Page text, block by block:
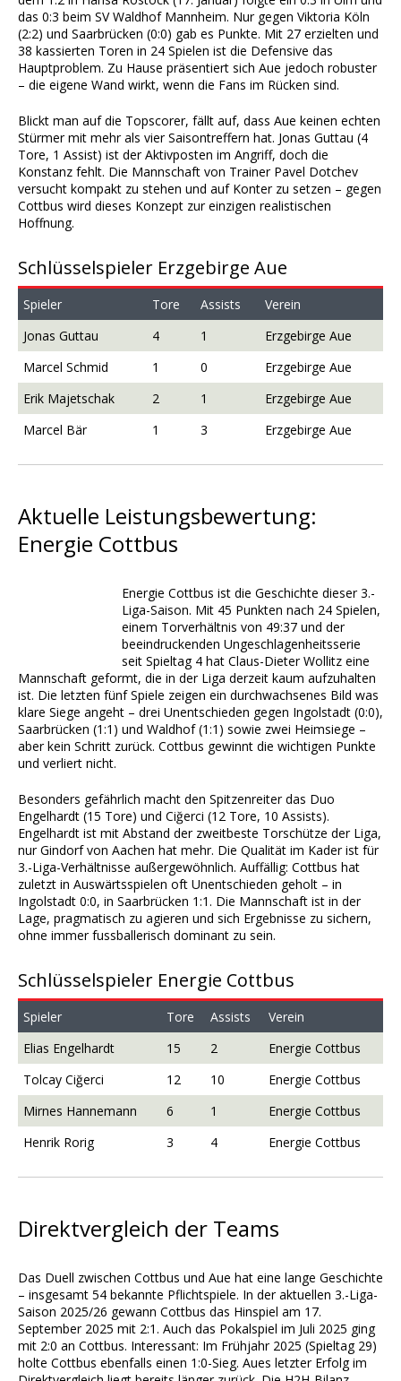
das 0:3 beim SV Waldhof Mannheim. Nur gegen Viktoria Köln
(2:2) und Saarbrücken (0:0) gab es Punkte. Mit 27 erzielten und
38 kassierten Toren in 24 Spielen ist die Defensive das
Hauptproblem. Zu Hause präsentiert sich Aue jedoch robuster
– die eigene Wand wirkt, wenn die Fans im Rücken sind.
Blickt man auf die Topscorer, fällt auf, dass Aue keinen echten
Stürmer mit mehr als vier Saisontreffern hat. Jonas Guttau (4
Tore, 1 Assist) ist der Aktivposten im Angriff, doch die
Konstanz fehlt. Die Mannschaft von Trainer Pavel Dotchev
versucht kompakt zu stehen und auf Konter zu setzen – gegen
Cottbus wird dieses Konzept zur einzigen realistischen
Hoffnung.
Schlüsselspieler Erzgebirge Aue
Spieler Tore Assists
Verein
Jonas Guttau
4 1
Erzgebirge Aue
Marcel Schmid
1 0
Erzgebirge Aue
Erik Majetschak
2 1
Erzgebirge Aue
Marcel Bär
1 3 Erzgebirge Aue
Aktuelle Leistungsbewertung:
Energie Cottbus
Energie Cottbus ist die Geschichte dieser 3.-
Liga-Saison. Mit 45 Punkten nach 24 Spielen,
einem Torverhältnis von 49:37 und der
beeindruckenden Ungeschlagenheitsserie
seit Spieltag 4 hat Claus-Dieter Wollitz eine
Mannschaft geformt, die in der Liga derzeit kaum aufzuhalten
ist. Die letzten fünf Spiele zeigen ein durchwachsenes Bild was
klare Siege angeht – drei Unentschieden gegen Ingolstadt (0:0),
Saarbrücken (1:1) und Waldhof (1:1) sowie zwei Heimsiege –
aber kein Schritt zurück. Cottbus gewinnt die wichtigen Punkte
und verliert nicht.
Besonders gefährlich macht den Spitzenreiter das Duo
Engelhardt (15 Tore) und Ciğerci (12 Tore, 10 Assists).
Engelhardt ist mit Abstand der zweitbeste Torschütze der Liga,
nur Gindorf von Aachen hat mehr. Die Qualität im Kader ist für
3.-Liga-Verhältnisse außergewöhnlich. Auffällig: Cottbus hat
zuletzt in Auswärtsspielen oft Unentschieden geholt – in
Ingolstadt 0:0, in Saarbrücken 1:1. Die Mannschaft ist in der
Lage, pragmatisch zu agieren und sich Ergebnisse zu sichern,
ohne immer fussballerisch dominant zu sein.
Schlüsselspieler Energie Cottbus
Spieler Tore Assists
Verein
Elias Engelhardt
15 2
Energie Cottbus
Tolcay Ciğerci
12 10
Energie Cottbus
Mirnes Hannemann
6 1
Energie Cottbus
Henrik Rorig
3 4 Energie Cottbus
Direktvergleich der Teams
Das Duell zwischen Cottbus und Aue hat eine lange Geschichte
– insgesamt 54 bekannte Pflichtspiele. In der aktuellen 3.-Liga-
Saison 2025/26 gewann Cottbus das Hinspiel am 17.
September 2025 mit 2:1. Auch das Pokalspiel im Juli 2025 ging
mit 2:0 an Cottbus. Interessant: Im Frühjahr 2025 (Spieltag 29)
holte Cottbus ebenfalls einen 1:0-Sieg. Aues letzter Erfolg im